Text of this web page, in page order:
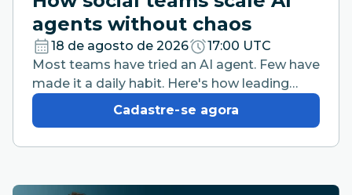
agents without chaos
18 de agosto de 2026
17:00 UTC
Most teams have tried an AI agent. Few have
made it a daily habit. Here's how leading
teams are closing that gap without losing
brand control.
Cadastre-se agora